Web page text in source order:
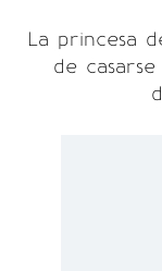
La princesa
de